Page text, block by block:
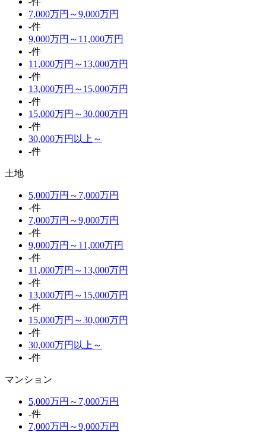
7,000万円～9,000万円
-件
9,000万円～11,000万円
-件
11,000万円～13,000万円
-件
13,000万円～15,000万円
-件
15,000万円～30,000万円
-件
30,000万円以上～
-件
土地
5,000万円～7,000万円
-件
7,000万円～9,000万円
-件
9,000万円～11,000万円
-件
11,000万円～13,000万円
-件
13,000万円～15,000万円
-件
15,000万円～30,000万円
-件
30,000万円以上～
-件
マンション
5,000万円～7,000万円
-件
7,000万円～9,000万円